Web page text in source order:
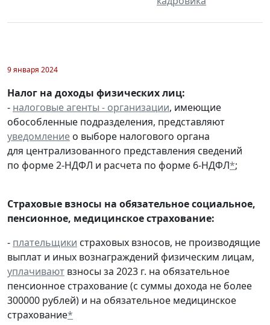
9 января 2024
Налог на доходы физических лиц:
- налоговые агенты - организации, имеющие
обособленные подразделения, представляют
уведомление о выборе налогового органа
для централизованного представления сведений
по форме 2-НДФЛ и расчета по форме 6-НДФЛ*;
Страховые взносы на обязательное социальное,
пенсионное, медицинское страхование:
- плательщики страховых взносов, не производящие
выплат и иных вознаграждений физическим лицам,
уплачивают взносы за 2023 г. на обязательное
пенсионное страхование (с суммы дохода не более
300000 рублей) и на обязательное медицинское
страхование*